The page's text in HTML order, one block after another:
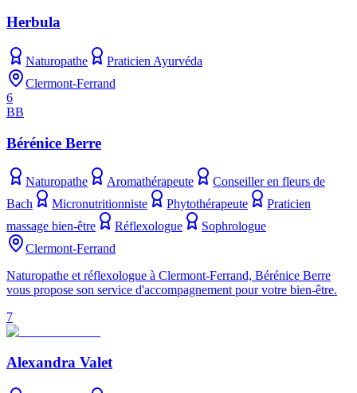
Herbula
Naturopathe
Praticien Ayurvéda
Clermont-Ferrand
6
BB
Bérénice Berre
Naturopathe Aromathérapeute
Conseiller en fleurs de
Bach
Micronutritionniste Phytothérapeute
Praticien
massage bien-être
Réflexologue
Sophrologue
Clermont-Ferrand
Naturopathe et réflexologue à Clermont-Ferrand, Bérénice Berre
vous propose son service d'accompagnement pour votre bien-être.
7
Alexandra Valet